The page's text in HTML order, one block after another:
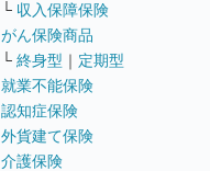
└ 収入保障保険
がん保険商品
└ 終身型 ｜ 定期型
就業不能保険
認知症保険
外貨建て保険
介護保険